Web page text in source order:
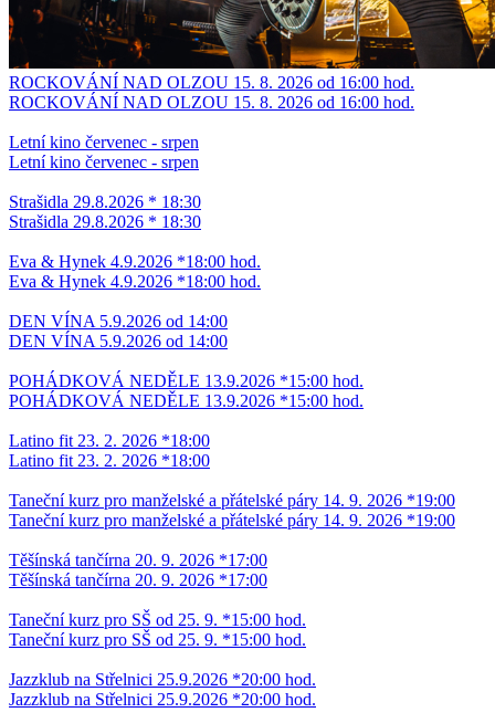
ROCKOVÁNÍ NAD OLZOU 15. 8. 2026 od 16:00 hod.
ROCKOVÁNÍ NAD OLZOU 15. 8. 2026 od 16:00 hod.
Letní kino červenec - srpen
Letní kino červenec - srpen
Strašidla 29.8.2026 * 18:30
Strašidla 29.8.2026 * 18:30
Eva & Hynek 4.9.2026 *18:00 hod.
Eva & Hynek 4.9.2026 *18:00 hod.
DEN VÍNA 5.9.2026 od 14:00
DEN VÍNA 5.9.2026 od 14:00
POHÁDKOVÁ NEDĚLE 13.9.2026 *15:00 hod.
POHÁDKOVÁ NEDĚLE 13.9.2026 *15:00 hod.
Latino fit 23. 2. 2026 *18:00
Latino fit 23. 2. 2026 *18:00
Taneční kurz pro manželské a přátelské páry 14. 9. 2026 *19:00
Taneční kurz pro manželské a přátelské páry 14. 9. 2026 *19:00
Těšínská tančírna 20. 9. 2026 *17:00
Těšínská tančírna 20. 9. 2026 *17:00
Taneční kurz pro SŠ od 25. 9. *15:00 hod.
Taneční kurz pro SŠ od 25. 9. *15:00 hod.
Jazzklub na Střelnici 25.9.2026 *20:00 hod.
Jazzklub na Střelnici 25.9.2026 *20:00 hod.